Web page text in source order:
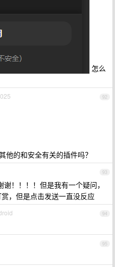
怎么
92
他的和安全有关的插件吗？
93
！！！！但是我有一个疑问，
，但是点击发送一直没反应
94
95